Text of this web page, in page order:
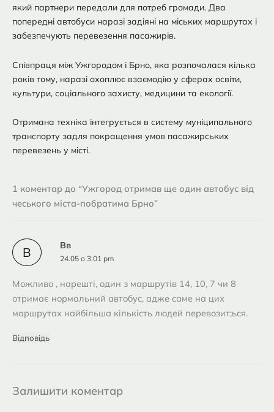
який партнери передали для потреб громади. Два
попередні автобуси наразі задіяні на міських маршрутах і
забезпечують перевезення пасажирів.
Співпраця між Ужгородом і Брно, яка розпочалася кілька
років тому, наразі охоплює взаємодію у сферах освіти,
культури, соціального захисту, медицини та екології.
Отримана техніка інтегрується в систему муніципального
транспорту задля покращення умов пасажирських
перевезень у місті.
1 коментар до “Ужгород отримав ще один автобус від
чеського міста-побратима Брно”
В Вв
24.05 о 3:01 pm
Можливо , нарешті, один з маршрутів 14, 10, 7 чи 8
отримає нормальний автобус, адже саме на цих
маршрутах найбільша кількість людей перевозит;ься.
Відповідь
Залишити коментар